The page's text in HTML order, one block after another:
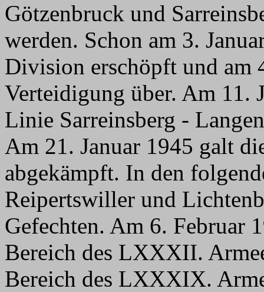
Götzenbruck und
werden. Schon am 3.
Division erschöpft und am
Verteidigung über. Am 11.
Linie Sarreinsberg -
Am 21. Januar 1945 galt
abgekämpft. In den
Reipertswiller und
Gefechten. Am 6. Februar
Bereich des LXXXII.
Bereich des LXXXIX.